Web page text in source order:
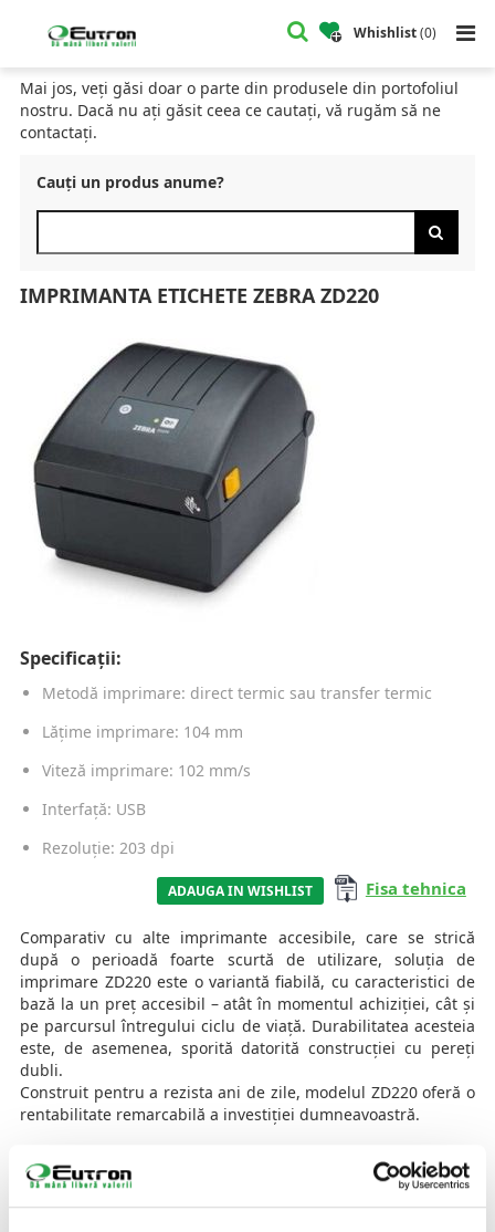
Whishlist(0)
CATALOG
Mai jos, veți găsi doar o parte din produsele din portofoliul
nostru. Dacă nu ați găsit ceea ce cautați, vă rugăm să ne
contactați.
Cauți un produs anume?
IMPRIMANTA ETICHETE ZEBRA ZD220
Specificații:
Metodă imprimare: direct termic sau transfer termic
Lățime imprimare: 104 mm
Viteză imprimare: 102 mm/s
Interfață: USB
Rezoluție: 203 dpi
ADAUGA IN WISHLIST Fisa tehnica
Comparativ cu alte imprimante accesibile, care se strică
după o perioadă foarte scurtă de utilizare, soluția de
imprimare ZD220 este o variantă fiabilă, cu caracteristici de
bază la un preț accesibil – atât în momentul achiziției, cât și
pe parcursul întregului ciclu de viață. Durabilitatea acesteia
este, de asemenea, sporită datorită construcției cu pereți
dubli.
Construit pentru a rezista ani de zile, modelul ZD220 oferă o
rentabilitate remarcabilă a investiției dumneavoastră.
AI NEVOIE DE O SOLUTIE SPECIFICA INDUSTRIEI TALE?